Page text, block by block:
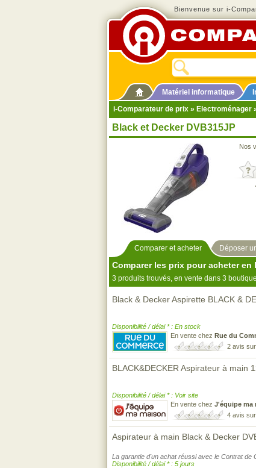
Bienvenue sur i-
Matériel informatique
i-Comparateur de prix » Electroménager
Black et Decker DVB315JP
Nos
Comparer et acheter Déposer
Comparer les prix pour acheter en
3 produits trouvés, en vente dans 3
Black & Decker Aspirette BLACK &
Disponibilité / délai * : En stock
En vente chez Rue du
2 avis
BLACK&DECKER Aspirateur à main
Disponibilité / délai * : Voir site
En vente chez J'équipe ma
4 avis
Aspirateur à main Black & Decker
La garantie d'un achat réussi avec le Contrat de
Disponibilité / délai * : 5 jours